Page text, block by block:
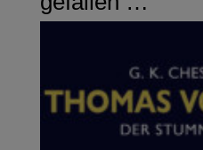
Das könnte